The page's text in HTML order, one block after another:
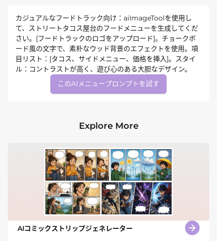
カジュアルなフードトラック向け：aiImageToolを使用し
て、ストリートタコス屋台のフードメニューを生成してくだ
さい。[フードトラックのロゴをアップロード]。チョークボ
ード風の文字で、素朴なウッド背景のエフェクトを使用。項
目リスト：[タコス、サイドメニュー、価格を挿入]。スタイ
ル：コントラストが高く、遊び心のある大胆なデザイン。
このAIメニュープロンプトを試す
Explore More
AIコミックストリップジェネレーター